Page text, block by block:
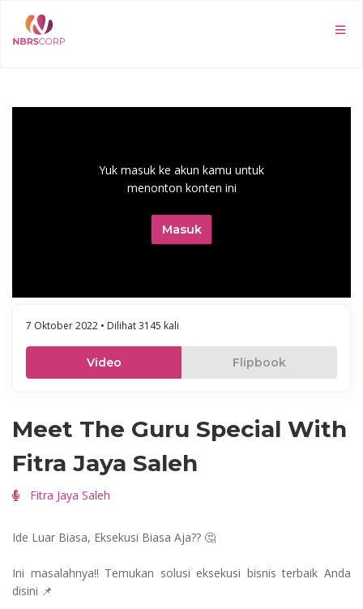
Yuk masuk ke akun kamu untuk
menonton konten ini
Masuk
7 Oktober 2022 • Dilihat 3145 kali
Video Flipbook
Meet The Guru Special With
Fitra Jaya Saleh
Fitra Jaya Saleh
Ide Luar Biasa, Eksekusi Biasa Aja?? 🤔
Ini masalahnya!! Temukan solusi eksekusi bisnis terbaik Anda
disini 📌